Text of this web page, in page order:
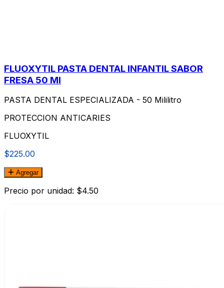
FLUOXYTIL PASTA DENTAL INFANTIL SABOR
FRESA 50 Ml
PASTA DENTAL ESPECIALIZADA - 50 Mililitro
PROTECCION ANTICARIES
FLUOXYTIL
$225.00
Agregar
Precio por unidad: $4.50